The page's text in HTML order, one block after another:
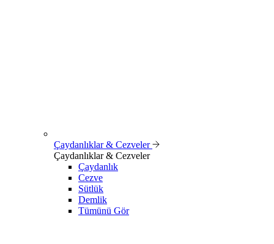
Çaydanlıklar & Cezveler
Çaydanlıklar & Cezveler
Çaydanlık
Cezve
Sütlük
Demlik
Tümünü Gör